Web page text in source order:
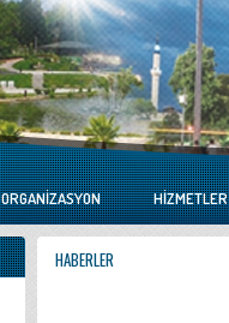
ORGANIZASYON HIZMETLER
HABERLER